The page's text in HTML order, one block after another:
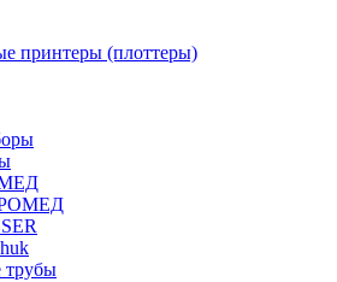
принтеры (плоттеры)
трубы